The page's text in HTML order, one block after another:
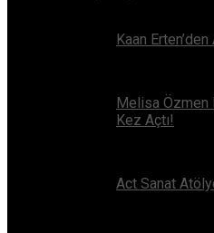
Kaan
Melisa Özmen
Kez Açtı!
Act Sanat